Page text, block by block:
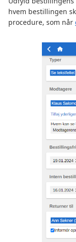
hvem bestillingen
procedure, som når